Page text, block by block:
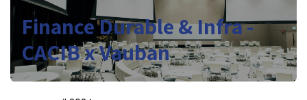
Finance Durable & Infra -
CACIB x Vauban